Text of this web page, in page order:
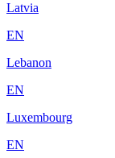
Latvia
EN
Lebanon
EN
Luxembourg
EN